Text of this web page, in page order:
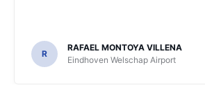
R
RAFAEL MONTOYA VILLENA
Eindhoven Welschap Airport